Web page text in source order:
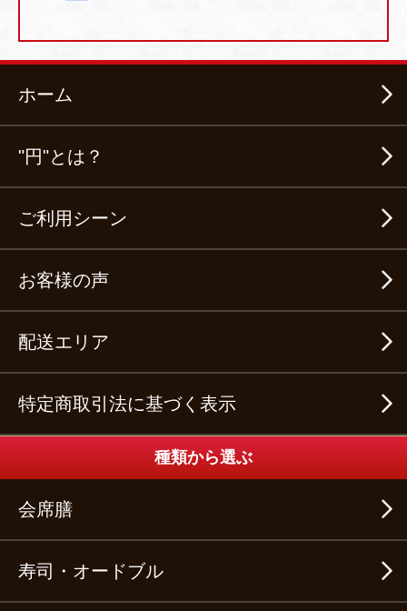
ホーム
"円"とは？
ご利用シーン
お客様の声
配送エリア
特定商取引法に基づく表示
種類から選ぶ
会席膳
寿司・オードブル